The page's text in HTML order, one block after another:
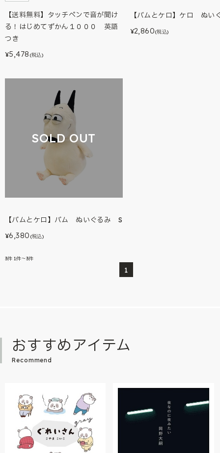
【送料無料】タッチペンで音が聞け
る！はじめてずかん１０００ 英語
つき
¥5,478 (税込)
【バムとケロ】ケロ ぬ
¥2,860(税込)
SOLD OUT
【バムとケロ】バム ぬいぐるみ S
¥6,380 (税込)
3件 1件～3件
1
おすすめアイテム
Recommend